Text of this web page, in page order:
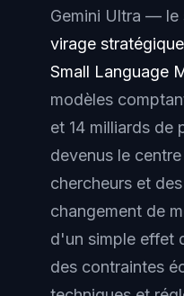
Gemini Ultra — le
virage
Small Language
modèles
et 14 milliards de
devenus le
chercheurs et
changement de
d'un simple effet
des contraintes